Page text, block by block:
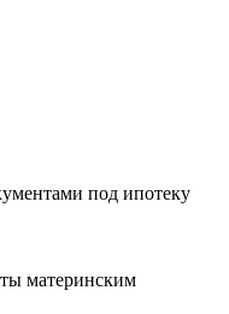
под ипотеку
материнским